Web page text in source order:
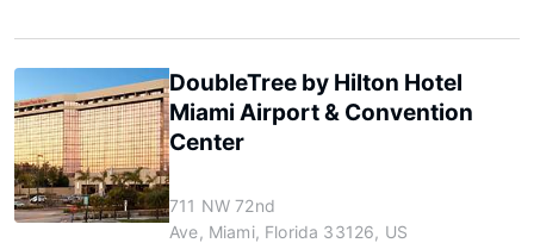
DoubleTree by Hilton Hotel
Miami Airport & Convention
Center
711 NW 72nd
Ave, Miami, Florida 33126, US